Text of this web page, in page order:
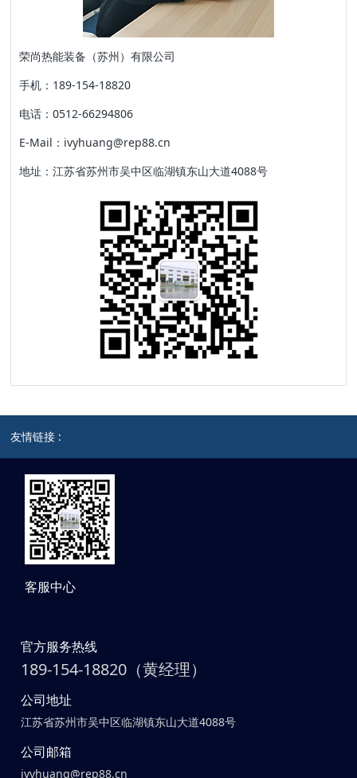
荣尚热能装备（苏州）有限公司
手机：189-154-18820
电话：0512-66294806
E-Mail：ivyhuang@rep88.cn
地址：江苏省苏州市吴中区临湖镇东山大道4088号
友情链接 :
客服中心
官方服务热线
189-154-18820（黄经理）
公司地址
江苏省苏州市吴中区临湖镇东山大道4088号
公司邮箱
ivyhuang@rep88.cn